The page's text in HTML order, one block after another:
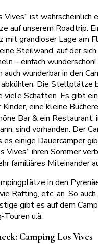
Vives“ ist wahrscheinlich
auf unserem Roadtrip.
mit grandioser Lage am
Steilwand, auf der sich
– einfach
auch wunderbar in den
Die Stellplätze
viele Schatten. Es gibt
eine kleine
Bar & ein Restaurant,
sind vorhanden. Der
es einige Dauercamper
Vives“ ihren Sommer
familiäres Miteinander
in den
Rafting, etc. an. So auch
gibt es auf dem
Touren u.ä.
Camping Los Vives